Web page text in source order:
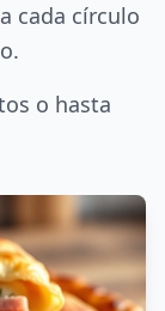
cada círculo
o hasta